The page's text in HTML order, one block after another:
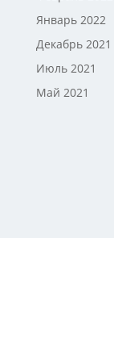
Январь 2022
Декабрь 2021
Июль 2021
Май 2021